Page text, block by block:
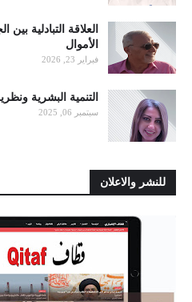
العلاقة التبادلية
الأموال
فبراير 23, 2026
التنمية البشرية
سبتمبر 06, 2025
للنشر والاعلان